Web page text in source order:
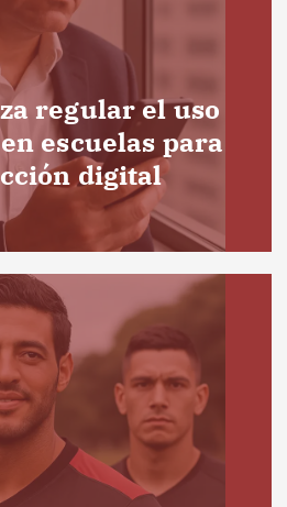
regular el uso
escuelas para
digital